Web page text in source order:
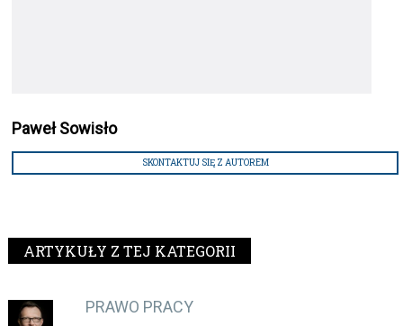
Paweł Sowisło
SKONTAKTUJ SIĘ Z AUTOREM
ARTYKUŁY Z TEJ KATEGORII
PRAWO PRACY